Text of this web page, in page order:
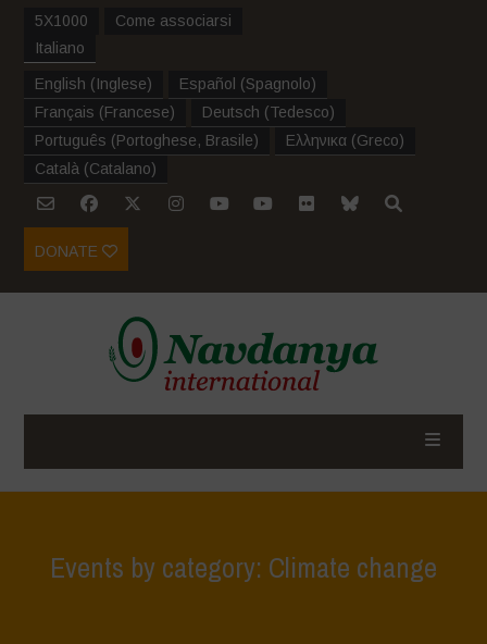
5X1000
Come associarsi
Italiano
English (Inglese) Español (Spagnolo)
Français (Francese) Deutsch (Tedesco)
Português (Portoghese, Brasile) Ελληνικα (Greco)
Català (Catalano)
DONATE
Events by category: Climate change